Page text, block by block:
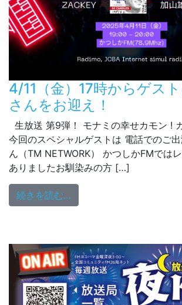
4/11（金）17時からゲス
さんをお迎え！
生放送 第9弾！ モナミの幸せカモン !
今回のスペシャルゲストは 電話でのご
ん（TM NETWORK） かつしかFMでは
ありましたお馴染みの方 […]
続きを読む…